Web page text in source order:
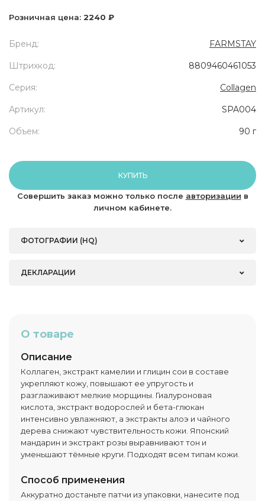
Розничная цена: 2240 ₽
Бренд: FARMSTAY
Штрихкод: 8809460461053
Серия: Collagen
Артикул: SPA004
Объем: 90 г
КУПИТЬ
Совершить заказ можно только после авторизации в
личном кабинете.
ФОТОГРАФИИ (HQ)
ДЕКЛАРАЦИИ
О товаре
Описание
Коллаген, экстракт камелии и глицин сои в составе
укрепляют кожу, повышают ее упругость и
разглаживают мелкие морщины. Гиалуроновая
кислота, экстракт водорослей и бета-глюкан
интенсивно увлажняют, а экстракты алоэ и чайного
дерева снижают чувствительность кожи. Японский
мандарин и экстракт розы выравнивают тон и
уменьшают тёмные круги. Подходят всем типам кожи.
Способ применения
Аккуратно достаньте патчи из упаковки, нанесите под